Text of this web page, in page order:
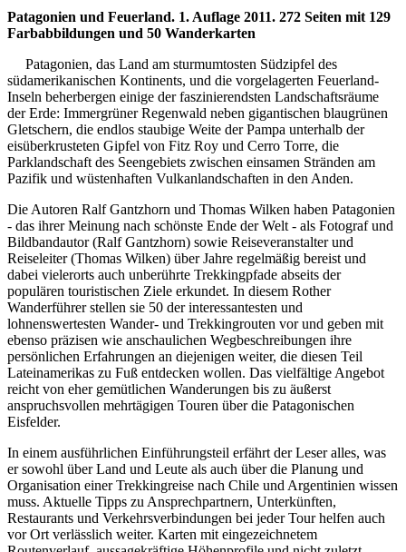
Patagonien und Feuerland. 1. Auflage 2011. 272 Seiten mit 129
Farbabbildungen und 50 Wanderkarten
Patagonien, das Land am sturmumtosten Südzipfel des
südamerikanischen Kontinents, und die vorgelagerten Feuerland-
Inseln beherbergen einige der faszinierendsten Landschaftsräume
der Erde: Immergrüner Regenwald neben gigantischen blaugrünen
Gletschern, die endlos staubige Weite der Pampa unterhalb der
eisüberkrusteten Gipfel von Fitz Roy und Cerro Torre, die
Parklandschaft des Seengebiets zwischen einsamen Stränden am
Pazifik und wüstenhaften Vulkanlandschaften in den Anden.
Die Autoren Ralf Gantzhorn und Thomas Wilken haben Patagonien
- das ihrer Meinung nach schönste Ende der Welt - als Fotograf und
Bildbandautor (Ralf Gantzhorn) sowie Reiseveranstalter und
Reiseleiter (Thomas Wilken) über Jahre regelmäßig bereist und
dabei vielerorts auch unberührte Trekkingpfade abseits der
populären touristischen Ziele erkundet. In diesem Rother
Wanderführer stellen sie 50 der interessantesten und
lohnenswertesten Wander- und Trekkingrouten vor und geben mit
ebenso präzisen wie anschaulichen Wegbeschreibungen ihre
persönlichen Erfahrungen an diejenigen weiter, die diesen Teil
Lateinamerikas zu Fuß entdecken wollen. Das vielfältige Angebot
reicht von eher gemütlichen Wanderungen bis zu äußerst
anspruchsvollen mehrtägigen Touren über die Patagonischen
Eisfelder.
In einem ausführlichen Einführungsteil erfährt der Leser alles, was
er sowohl über Land und Leute als auch über die Planung und
Organisation einer Trekkingreise nach Chile und Argentinien wissen
muss. Aktuelle Tipps zu Ansprechpartnern, Unterkünften,
Restaurants und Verkehrsverbindungen bei jeder Tour helfen auch
vor Ort verlässlich weiter. Karten mit eingezeichnetem